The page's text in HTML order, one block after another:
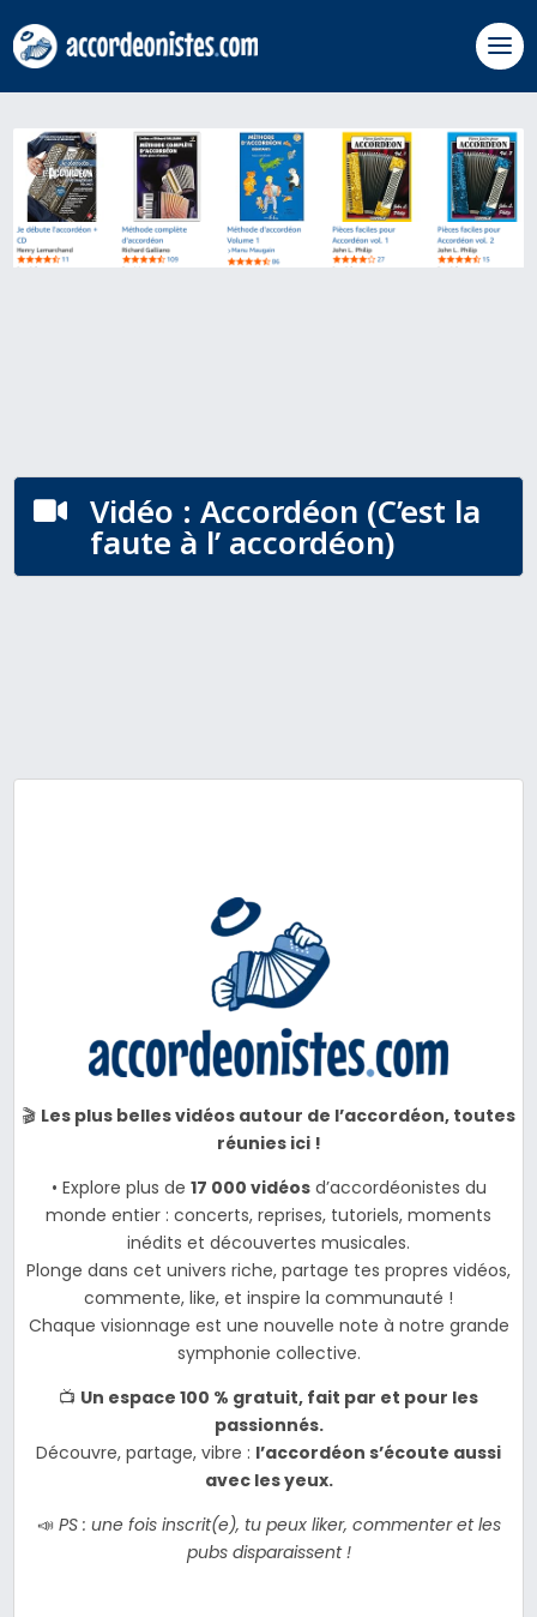
 Vidéo : Accordéon (C’est la
faute à l’ accordéon)
🎬 Les plus belles vidéos autour de l’accordéon, toutes
réunies ici !
• Explore plus de 17 000 vidéosd’accordéonistes du
monde entier : concerts, reprises, tutoriels, moments
inédits et découvertes musicales.
Plonge dans cet univers riche, partage tes propres vidéos,
commente, like, et inspire la communauté !
Chaque visionnage est une nouvelle note à notre grande
symphonie collective.
📺 Un espace 100 % gratuit, fait par et pour les
passionnés.
Découvre, partage, vibre : l’accordéon s’écoute aussi
avec les yeux.
📣 PS : une fois inscrit(e), tu peux liker, commenter et les
pubs disparaissent !